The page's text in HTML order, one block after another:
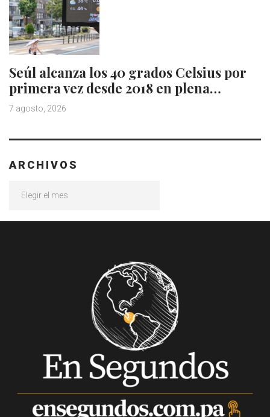
Seúl alcanza los 40 grados Celsius por
primera vez desde 2018 en plena…
7 agosto, 2026
ARCHIVOS